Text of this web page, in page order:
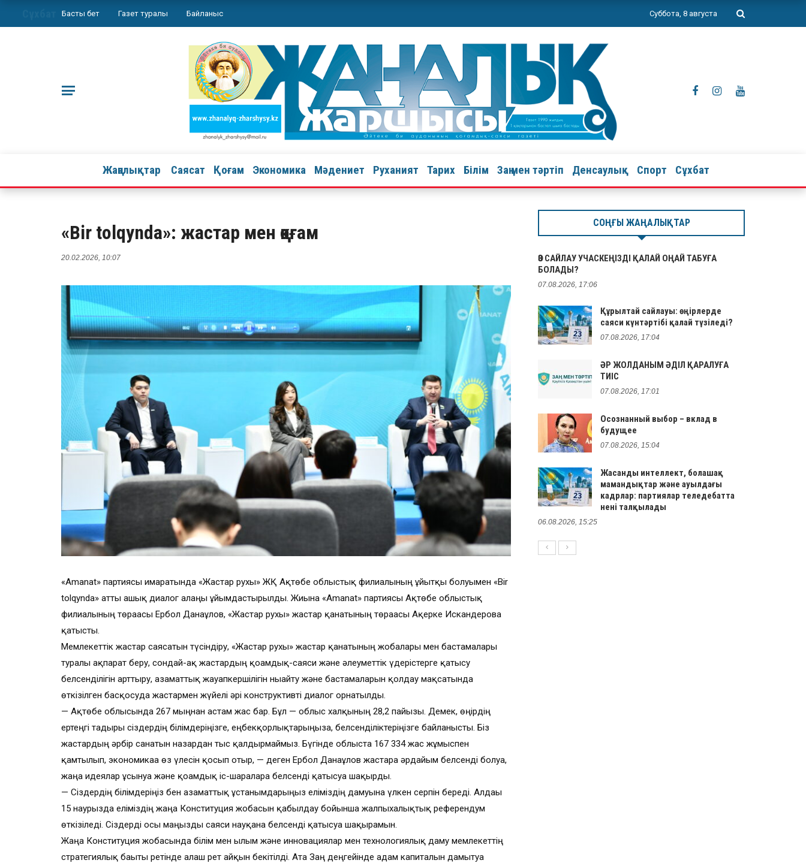
Басты бет Газет туралы Байланыс Суббота, 8 августа
Жаңалықтар Саясат Қоғам Экономика Мәдениет Руханият Тарих Білім Заң мен тәртіп Денсаулық Спорт Сұхбат
«Bir tolqynda»: жастар мен қоғам
20.02.2026, 10:07
«Amanat» партиясы ғимаратында «Жастар рухы» ЖҚ Ақтөбе облыстық филиалының ұйытқы болуымен «Bir
tolqynda» атты ашық диалог алаңы ұйымдастырылды. Жиынға «Amanat» партиясы Ақтөбе облыстық
филиалының төрағасы Ербол Данағұлов, «Жастар рухы» жастар қанатының төрағасы Ақерке Искандерова
қатысты.
Мемлекеттік жастар саясатын түсіндіру, «Жастар рухы» жастар қанатының жобалары мен бастамалары
туралы ақпарат беру, сондай-ақ жастардың қоғамдық-саяси және әлеуметтік үдерістерге қатысу
белсенділігін арттыру, азаматтық жауапкершілігін нығайту және бастамаларын қолдау мақсатында
өткізілген басқосуда жастармен жүйелі әрі конструктивті диалог орнатылды.
— Ақтөбе облысында 267 мыңнан астам жас бар. Бұл — облыс халқының 28,2 пайызы. Демек, өңірдің
ертеңгі тағдыры сіздердің білімдеріңізге, еңбекқорлықтарыңызға, белсенділіктеріңізге байланысты. Біз
жастардың әрбір санатын назардан тыс қалдырмаймыз. Бүгінде облыста 167 334 жас жұмыспен
қамтылып, экономикаға өз үлесін қосып отыр, — деген Ербол Данағұлов жастарға әрдайым белсенді болуға,
жаңа идеялар ұсынуға және қоғамдық іс-шараларға белсенді қатысуға шақырды.
— Сіздердің білімдеріңіз бен азаматтық ұстанымдарыңыз еліміздің дамуына үлкен серпін береді. Алдағы
15 наурызда еліміздің жаңа Конституция жобасын қабылдау бойынша жалпыхалықтық референдум
өткізіледі. Сіздерді осы маңызды саяси науқанға белсенді қатысуға шақырамын.
Жаңа Конституция жобасында білім мен ғылым және инновациялар мен технологиялық даму мемлекеттің
стратегиялық бағыты ретінде алғаш рет айқын бекітілді. Ата Заң деңгейінде адам капиталын дамытуға
СОҢҒЫ ЖАҢАЛЫҚТАР
ӨЗ САЙЛАУ УЧАСКЕҢІЗДІ ҚАЛАЙ ОҢАЙ ТАБУҒА
БОЛАДЫ?
07.08.2026, 17:06
Құрылтай сайлауы: өңірлерде
саяси күнтәртібі қалай түзіледі?
07.08.2026, 17:04
ӘР ЖОЛДАНЫМ ӘДІЛ ҚАРАЛУҒА
ТИІС
07.08.2026, 17:01
Осознанный выбор – вклад в
будущее
07.08.2026, 15:04
Жасанды интеллект, болашақ
мамандықтар және ауылдағы
кадрлар: партиялар теледебатта
нені талқылады
06.08.2026, 15:25